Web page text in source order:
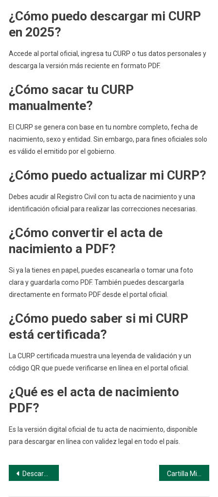
¿Cómo puedo descargar mi CURP
en 2025?
Accede al portal oficial, ingresa tu CURP o tus datos personales y
descarga la versión más reciente en formato PDF.
¿Cómo sacar tu CURP
manualmente?
El CURP se genera con base en tu nombre completo, fecha de
nacimiento, sexo y entidad. Sin embargo, para fines oficiales solo
es válido el emitido por el gobierno.
¿Cómo puedo actualizar mi CURP?
Debes acudir al Registro Civil con tu acta de nacimiento y una
identificación oficial para realizar las correcciones necesarias.
¿Cómo convertir el acta de
nacimiento a PDF?
Si ya la tienes en papel, puedes escanearla o tomar una foto
clara y guardarla como PDF. También puedes descargarla
directamente en formato PDF desde el portal oficial.
¿Cómo puedo saber si mi CURP
está certificada?
La CURP certificada muestra una leyenda de validación y un
código QR que puede verificarse en línea en el portal oficial.
¿Qué es el acta de nacimiento
PDF?
Es la versión digital oficial de tu acta de nacimiento, disponible
para descargar en línea con validez legal en todo el país.
Navegación
de
Descargar CURP Gratis en PDF